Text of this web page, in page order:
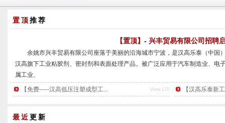
置顶推荐
【置顶】- 兴丰贸易有限公司招聘
余姚市兴丰贸易有限公司座落于美丽的沿海城市宁波，是汉高乐泰（中国
汉高旗下工业粘胶剂、密封剂和表面处理产品。被广泛应用于汽车制造业、电
属工业、
装配维修等各个领域。
公司产品包括螺纹锁固剂、结构粘胶剂、瞬干胶、紫外线固化剂、平面密
导者，其
View:170
【免费-----汉高低压注塑成型工... 【汉高乐泰新
最近更新